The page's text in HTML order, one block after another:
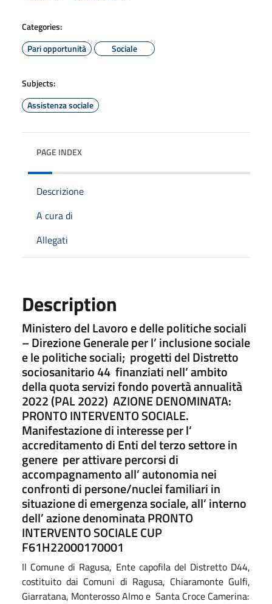
Categories:
Pari opportunità
Sociale
Subjects:
Assistenza sociale
PAGE INDEX
Descrizione
A cura di
Allegati
Description
Ministero del Lavoro e delle politiche sociali
– Direzione Generale per l’ inclusione sociale
e le politiche sociali; progetti del Distretto
sociosanitario 44 finanziati nell’ ambito
della quota servizi fondo povertà annualità
2022 (PAL 2022) AZIONE DENOMINATA:
PRONTO INTERVENTO SOCIALE.
Manifestazione di interesse per l’
accreditamento di Enti del terzo settore in
genere per attivare percorsi di
accompagnamento all’ autonomia nei
confronti di persone/nuclei familiari in
situazione di emergenza sociale, all’ interno
dell’ azione denominata PRONTO
INTERVENTO SOCIALE CUP
F61H22000170001
Il Comune di Ragusa, Ente capofila del Distretto D44,
costituito dai Comuni di Ragusa, Chiaramonte Gulfi,
Giarratana, Monterosso Almo e Santa Croce Camerina: